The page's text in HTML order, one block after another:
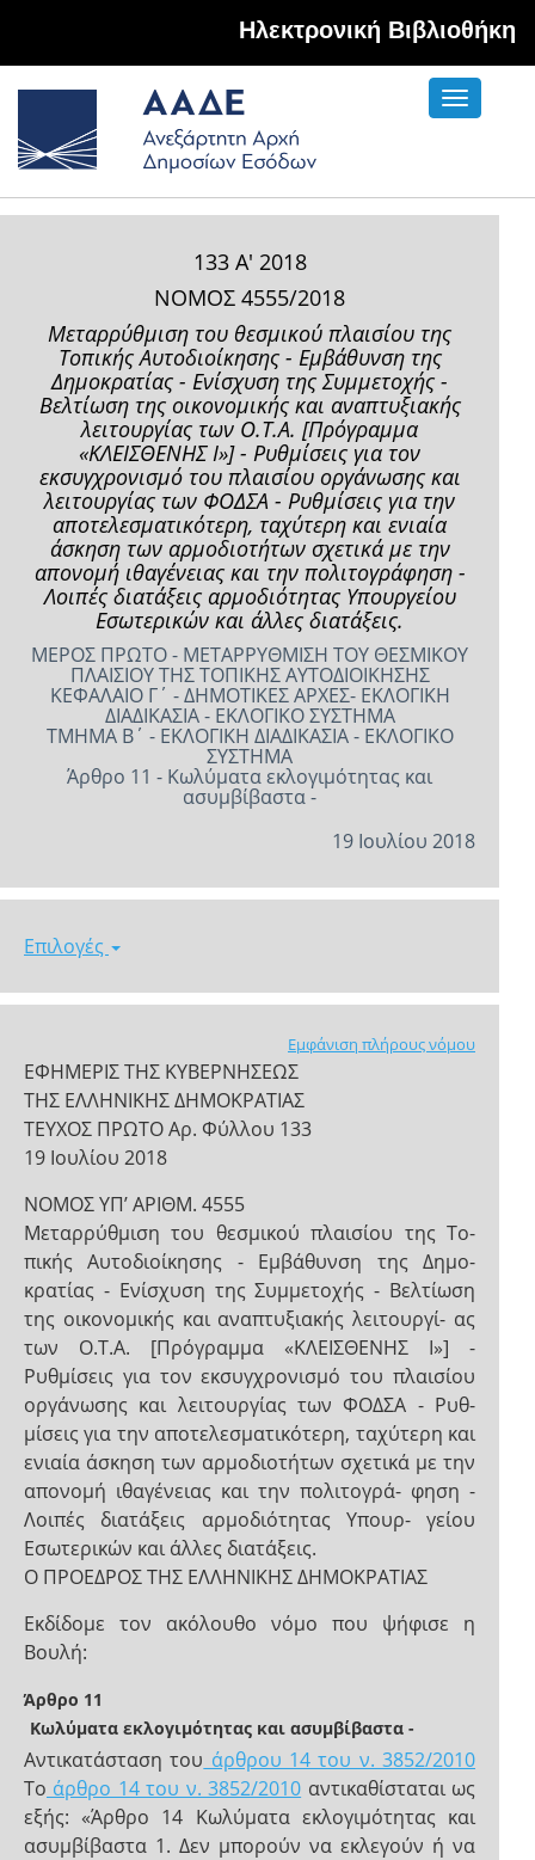
Hλεκτρονική Βιβλιοθήκη
Toggle
133 Α' 2018
ΝΟΜΟΣ 4555/2018
Μεταρρύθμιση του θεσμικού πλαισίου της
Τοπικής Αυτοδιοίκησης - Εμβάθυνση της
Δημοκρατίας - Ενίσχυση της Συμμετοχής -
Βελτίωση της οικονομικής και αναπτυξιακής
λειτουργίας των Ο.Τ.Α. [Πρόγραμμα
«ΚΛΕΙΣΘΕΝΗΣ Ι»] - Ρυθμίσεις για τον
εκσυγχρονισμό του πλαισίου οργάνωσης και
λειτουργίας των ΦΟΔΣΑ - Ρυθμίσεις για την
αποτελεσματικότερη, ταχύτερη και ενιαία
άσκηση των αρμοδιοτήτων σχετικά με την
απονομή ιθαγένειας και την πολιτογράφηση -
Λοιπές διατάξεις αρμοδιότητας Υπουργείου
Εσωτερικών και άλλες διατάξεις.
ΜΕΡΟΣ ΠΡΩΤΟ - ΜΕΤΑΡΡΥΘΜΙΣΗ ΤΟΥ ΘΕΣΜΙΚΟΥ
ΠΛΑΙΣΙΟΥ ΤΗΣ ΤΟΠΙΚΗΣ ΑΥΤΟΔΙΟΙΚΗΣΗΣ
ΚΕΦΑΛΑΙΟ Γ΄ - ΔΗΜΟΤΙΚΕΣ ΑΡΧΕΣ- ΕΚΛΟΓΙΚΗ
ΔΙΑΔΙΚΑΣΙΑ - ΕΚΛΟΓΙΚΟ ΣΥΣΤΗΜΑ
ΤΜΗΜΑ Β΄ - ΕΚΛΟΓΙΚΗ ΔΙΑΔΙΚΑΣΙΑ - ΕΚΛΟΓΙΚΟ
ΣΥΣΤΗΜΑ
Άρθρο 11 - Κωλύματα εκλογιμότητας και
ασυμβίβαστα -
19 Ιουλίου 2018
Επιλογές
Εμφάνιση πλήρους νόμου
ΕΦΗΜΕΡΙΣ ΤΗΣ ΚΥΒΕΡΝΗΣΕΩΣ
ΤΗΣ ΕΛΛΗΝΙΚΗΣ ΔΗΜΟΚΡΑΤΙΑΣ
ΤΕΥΧΟΣ ΠΡΩΤΟ Αρ. Φύλλου 133
19 Ιουλίου 2018
NOMOΣ ΥΠ’ ΑΡΙΘΜ. 4555
Μεταρρύθμιση του θεσμικού πλαισίου της Το-
πικής Αυτοδιοίκησης - Εμβάθυνση της Δημο-
κρατίας - Ενίσχυση της Συμμετοχής - Βελτίωση
της οικονομικής και αναπτυξιακής λειτουργί- ας
των Ο.Τ.Α. [Πρόγραμμα «ΚΛΕΙΣΘΕΝΗΣ Ι»] -
Ρυθμίσεις για τον εκσυγχρονισμό του πλαισίου
οργάνωσης και λειτουργίας των ΦΟΔΣΑ - Ρυθ-
μίσεις για την αποτελεσματικότερη, ταχύτερη και
ενιαία άσκηση των αρμοδιοτήτων σχετικά με την
απονομή ιθαγένειας και την πολιτογρά- φηση -
Λοιπές διατάξεις αρμοδιότητας Υπουρ- γείου
Εσωτερικών και άλλες διατάξεις.
Ο ΠΡΟΕΔΡΟΣ ΤΗΣ ΕΛΛΗΝΙΚΗΣ ΔΗΜΟΚΡΑΤΙΑΣ
Εκδίδομε τον ακόλουθο νόμο που ψήφισε η
Βουλή:
Άρθρο 11
Κωλύματα εκλογιμότητας και ασυμβίβαστα -
Αντικατάσταση του άρθρου 14 του ν. 3852/2010
Το άρθρο 14 του ν. 3852/2010 αντικαθίσταται ως
εξής: «Άρθρο 14 Κωλύματα εκλογιμότητας και
ασυμβίβαστα 1. Δεν μπορούν να εκλεγούν ή να